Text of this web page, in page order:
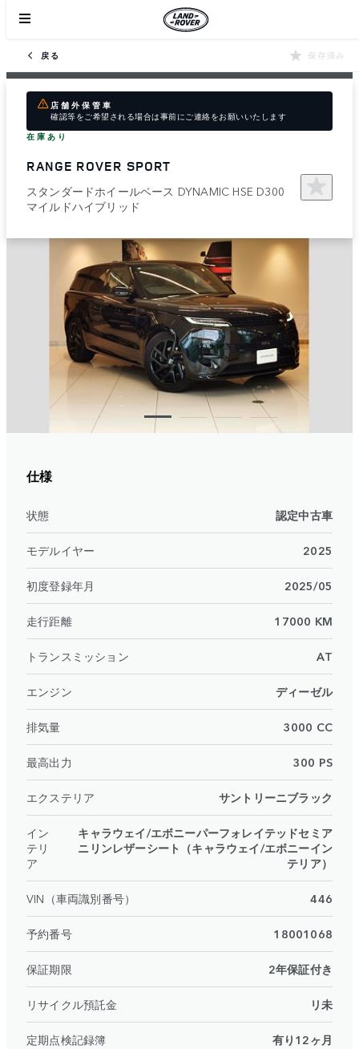
戻る 保存済み
店舗外保管車
確認等をご希望される場合は事前にご連絡をお願いいたします
在庫あり
RANGE ROVER SPORT
スタンダードホイールベース DYNAMIC HSE D300
マイルドハイブリッド
仕様
状態 認定中古車
モデルイヤー 2025
初度登録年月 2025/05
走行距離 17000 KM
トランスミッション AT
エンジン ディーゼル
排気量 3000 CC
最高出力 300 PS
エクステリア サントリーニブラック
イン
テリ
ア
キャラウェイ/エボニーパーフォレイテッドセミア
ニリンレザーシート（キャラウェイ/エボニーイン
テリア）
VIN（車両識別番号） 446
予約番号 18001068
保証期限 2年保証付き
リサイクル預託金 リ未
定期点検記録簿 有り12ヶ月